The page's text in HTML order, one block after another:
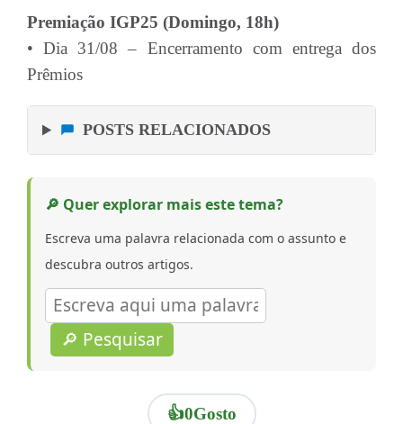
Premiação IGP25 (Domingo, 18h)
• Dia 31/08 – Encerramento com entrega dos
Prêmios
POSTS RELACIONADOS
🔎 Quer explorar mais este tema?
Escreva uma palavra relacionada com o assunto e
descubra outros artigos.
🔎 Pesquisar
👍0Gosto